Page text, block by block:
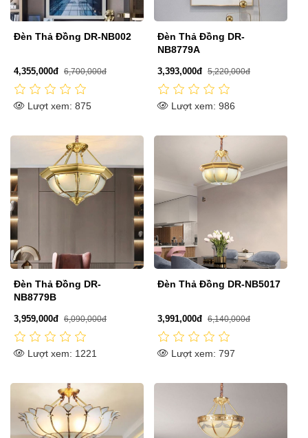
Đèn Thả Đồng DR-NB002
4,355,000đ 6,700,000đ
Lượt xem: 875
Đèn Thả Đồng DR-
NB8779A
3,393,000đ 5,220,000đ
Lượt xem: 986
Đèn Thả Đồng DR-
NB8779B
3,959,000đ 6,090,000đ
Lượt xem: 1221
Đèn Thả Đồng DR-NB5017
3,991,000đ 6,140,000đ
Lượt xem: 797